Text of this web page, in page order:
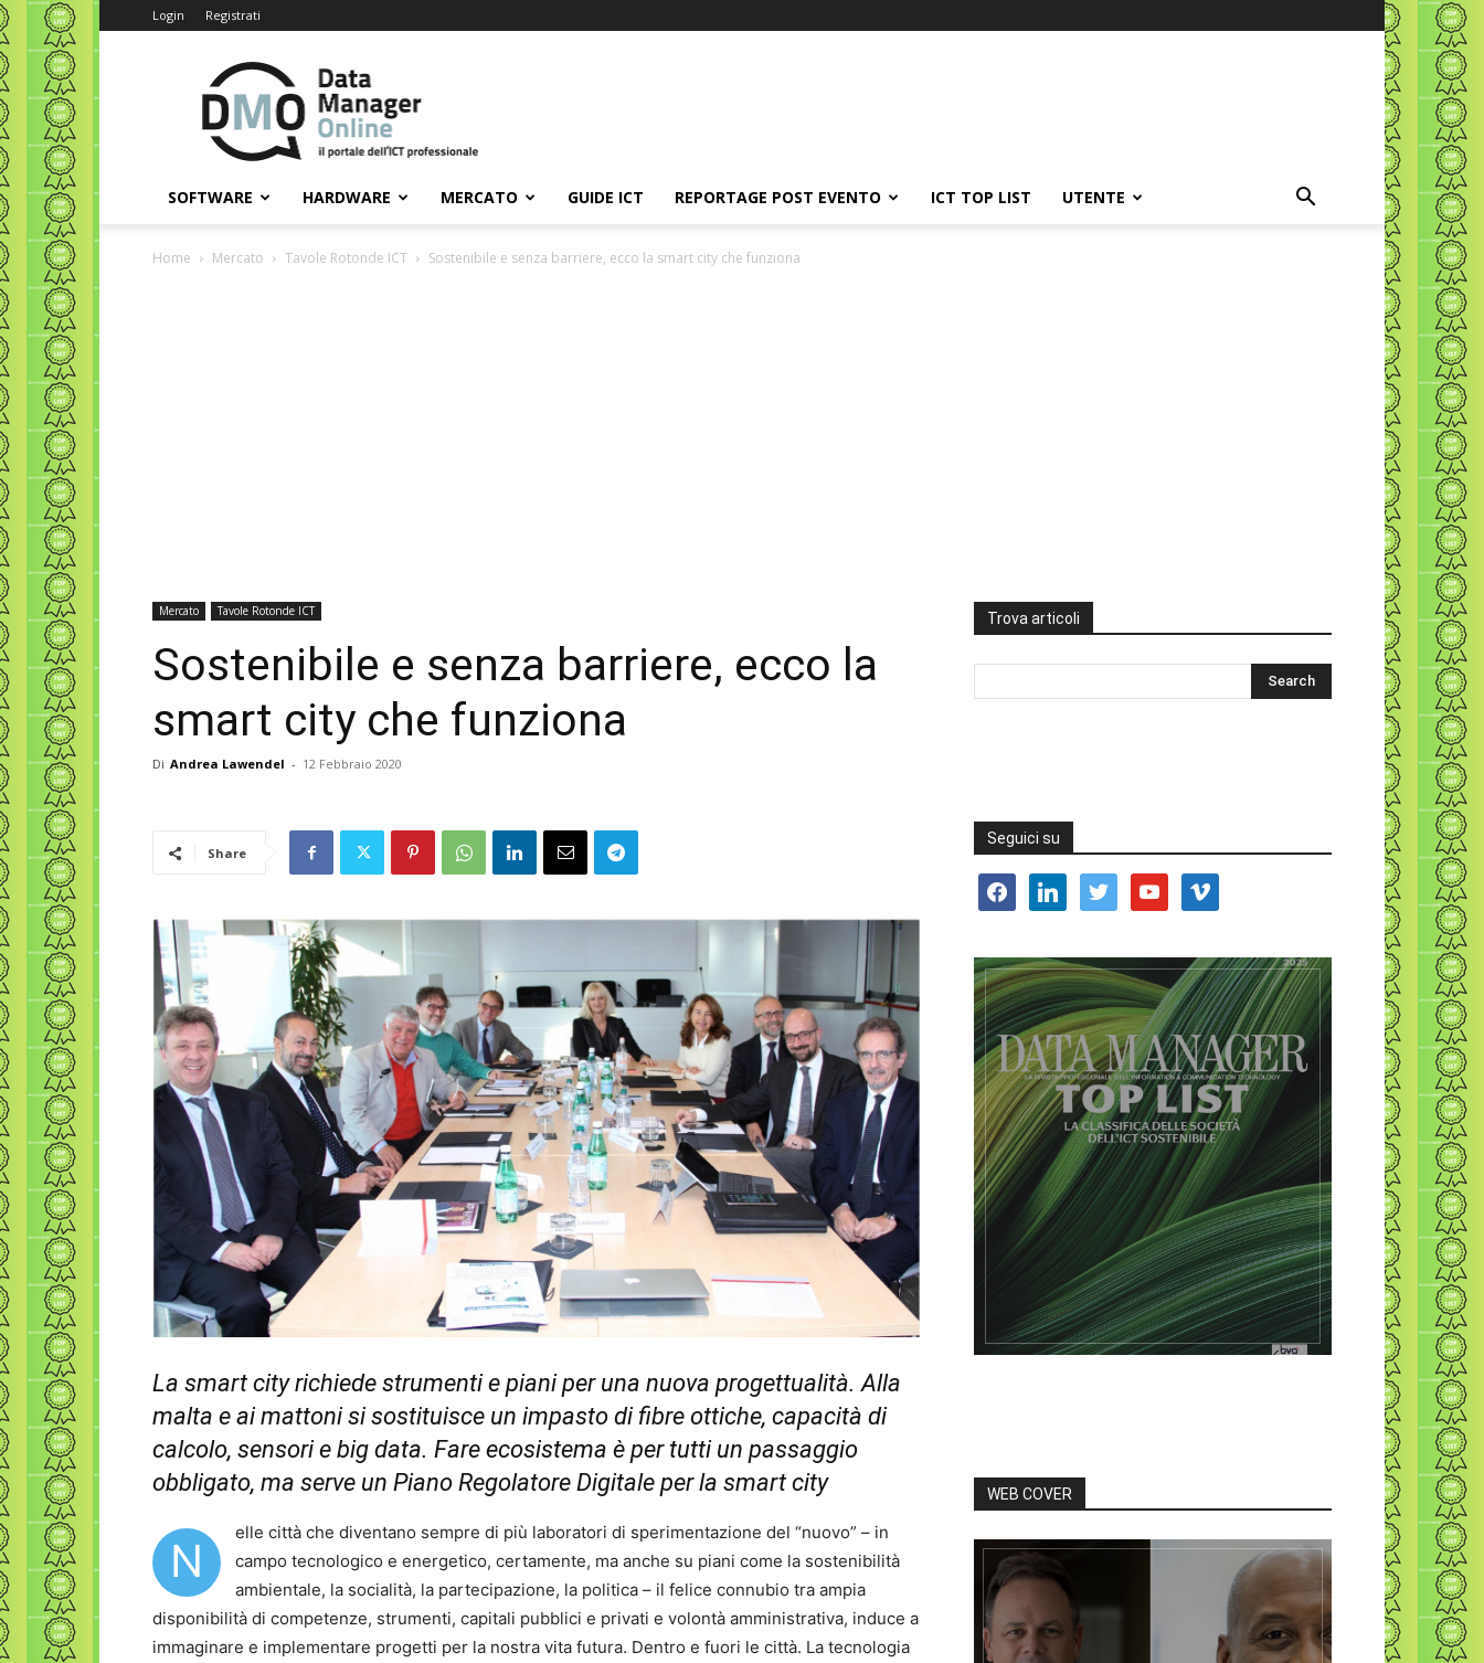
Login Registrati
Data
Manager
Online
SOFTWARE HARDWARE MERCATO GUIDE ICT REPORTAGE POST EVENTO ICT TOP LIST UTENTE
Home Mercato Tavole Rotonde ICT Sostenibile e senza barriere, ecco la smart city che funziona
Mercato Tavole Rotonde ICT
Sostenibile e senza barriere, ecco la
smart city che funziona
Di Andrea Lawendel - 12 Febbraio 2020
Share
La smart city richiede strumenti e piani per una nuova progettualità. Alla
malta e ai mattoni si sostituisce un impasto di fibre ottiche, capacità di
calcolo, sensori e big data. Fare ecosistema è per tutti un passaggio
obbligato, ma serve un Piano Regolatore Digitale per la smart city
N
elle città che diventano sempre di più laboratori di sperimentazione del “nuovo” – in
campo tecnologico e energetico, certamente, ma anche su piani come la sostenibilità
ambientale, la socialità, la partecipazione, la politica – il felice connubio tra ampia
disponibilità di competenze, strumenti, capitali pubblici e privati e volontà amministrativa, induce a
immaginare e implementare progetti per la nostra vita futura. Dentro e fuori le città. La tecnologia
Trova articoli
Seguici su
facebooklinkedin twitter youtube vimeo
WEB COVER